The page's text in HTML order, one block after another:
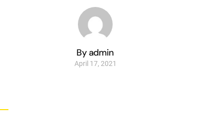
By admin
April 17, 2021